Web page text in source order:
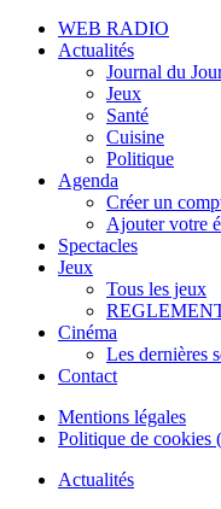
WEB RADIO
Actualités
Journal du
Jeux
Santé
Cuisine
Politique
Agenda
Créer un
Ajouter votre
Spectacles
Jeux
Tous les jeux
Cinéma
Les dernières
Contact
Mentions légales
Politique de cookies
Actualités